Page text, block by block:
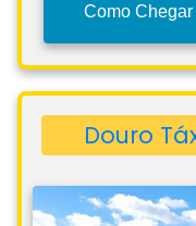
Como Chegar
Douro